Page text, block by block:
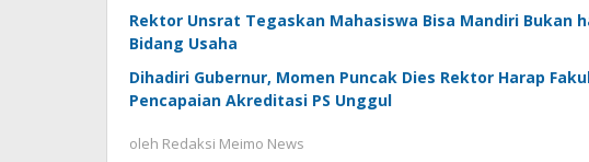
Rektor Unsrat Tegaskan Mahasiswa Bisa Mandiri Bukan
Bidang Usaha
Dihadiri Gubernur, Momen Puncak Dies Rektor Harap
Pencapaian Akreditasi PS Unggul
oleh Redaksi Meimo News